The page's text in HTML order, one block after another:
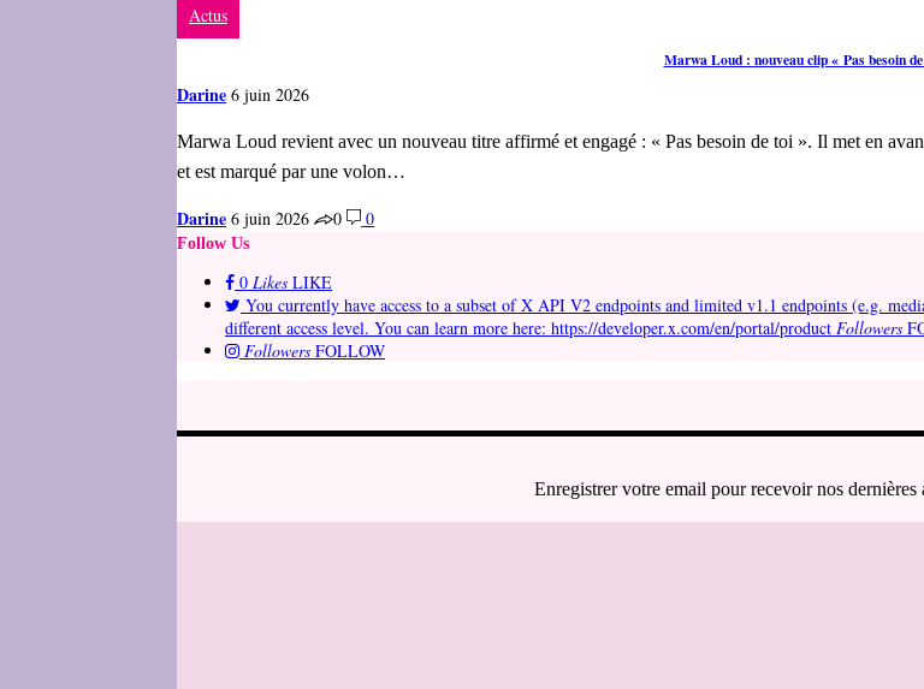
Actus
Marwa Loud : nouveau clip « Pas besoin
Darine 6 juin 2026
Marwa Loud revient avec un nouveau titre affirmé et engagé : « Pas besoin de toi ». Il met en
et est marqué par une volon…
Darine 6 juin 2026 0 0
Follow Us
0 Likes LIKE
You currently have access to a subset of X API V2 endpoints and limited v1.1 endpoints (e.g.
different access level. You can learn more here: https://developer.x.com/en/portal/product Followers
Followers FOLLOW
Enregistrer votre email pour recevoir nos dernières